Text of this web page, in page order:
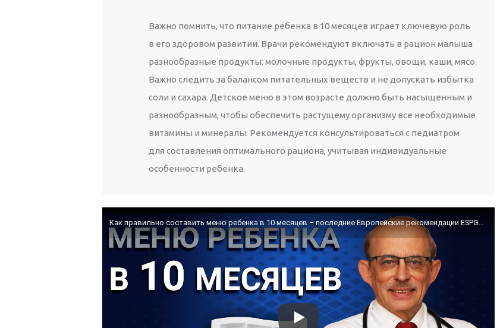
Важно помнить, что питание ребенка в 10 месяцев играет ключевую роль
в его здоровом развитии. Врачи рекомендуют включать в рацион малыша
разнообразные продукты: молочные продукты, фрукты, овощи, каши, мясо.
Важно следить за балансом питательных веществ и не допускать избытка
соли и сахара. Детское меню в этом возрасте должно быть насыщенным и
разнообразным, чтобы обеспечить растущему организму все необходимые
витамины и минералы. Рекомендуется консультироваться с педиатром
для составления оптимального рациона, учитывая индивидуальные
особенности ребенка.